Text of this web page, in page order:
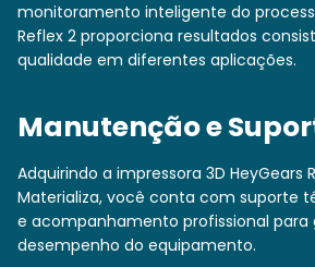
monitoramento inteligente do
Reflex 2 proporciona resultados
qualidade em diferentes aplicações.
Manutenção e
Adquirindo a impressora 3D HeyGears
Materializa, você conta com suporte
e acompanhamento profissional para
desempenho do equipamento.